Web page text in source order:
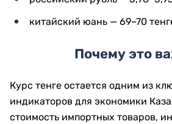
китайский юань — 69–70
Почему это
Курс тенге остается одним из
индикаторов для экономики
стоимость импортных товаров,